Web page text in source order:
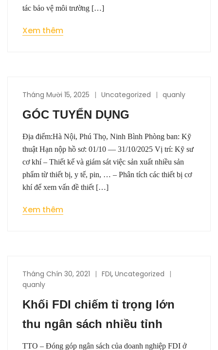
tác bảo vệ môi trường […]
Xem thêm
Tháng Mười 15, 2025 Uncategorized quanly
GÓC TUYỂN DỤNG
Địa điểm:Hà Nội, Phú Thọ, Ninh Bình Phòng ban: Kỹ
thuật Hạn nộp hồ sơ: 01/10 — 31/10/2025 Vị trí: Kỹ sư
cơ khí – Thiết kế và giám sát việc sản xuất nhiều sản
phẩm từ thiết bị, y tế, pin, … – Phân tích các thiết bị cơ
khí để xem vấn đề thiết […]
Xem thêm
Tháng Chín 30, 2021 FDI, Uncategorized
quanly
Khối FDI chiếm tỉ trọng lớn
thu ngân sách nhiều tỉnh
TTO – Đóng góp ngân sách của doanh nghiệp FDI ở